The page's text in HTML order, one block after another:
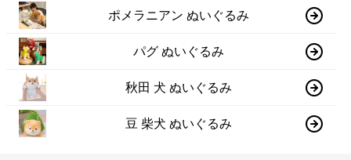
ポメラニアン ぬいぐるみ
パグ ぬいぐるみ
秋田 犬 ぬいぐるみ
豆 柴犬 ぬいぐるみ